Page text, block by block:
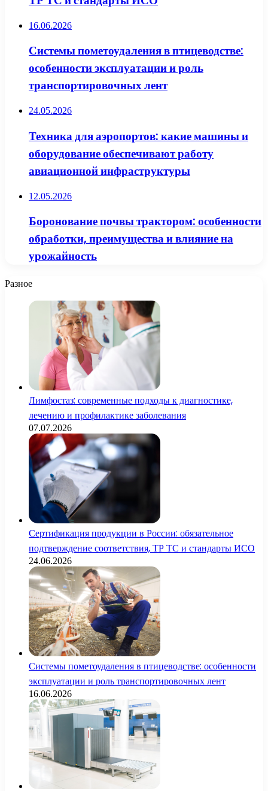
16.06.2026
Системы пометоудаления в птицеводстве:
особенности эксплуатации и роль
транспортировочных лент
24.05.2026
Техника для аэропортов: какие машины и
оборудование обеспечивают работу
авиационной инфраструктуры
12.05.2026
Боронование почвы трактором: особенности
обработки, преимущества и влияние на
урожайность
Разное
Лимфостаз: современные подходы к диагностике,
лечению и профилактике заболевания
07.07.2026
Сертификация продукции в России: обязательное
подтверждение соответствия, ТР ТС и стандарты ИСО
24.06.2026
Системы пометоудаления в птицеводстве: особенности
эксплуатации и роль транспортировочных лент
16.06.2026